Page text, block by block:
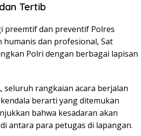
Tertib
preemtif dan preventif Polres
dan profesional, Sat
Polri dengan berbagai lapisan
seluruh rangkaian acara berjalan
berarti yang ditemukan
bahwa kesadaran akan
antara para petugas di lapangan.